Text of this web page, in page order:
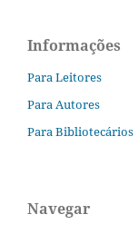
Informações
Para Leitores
Para Autores
Para Bibliotecários
Navegar